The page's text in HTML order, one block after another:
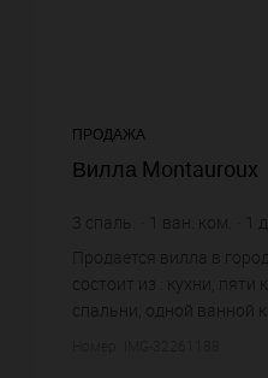
ПРОДАЖА
Вилла Montauroux
3 спаль. ван. ком.
Продается вилла в
состоит из : кухни, пяти
спальни, одной ванной